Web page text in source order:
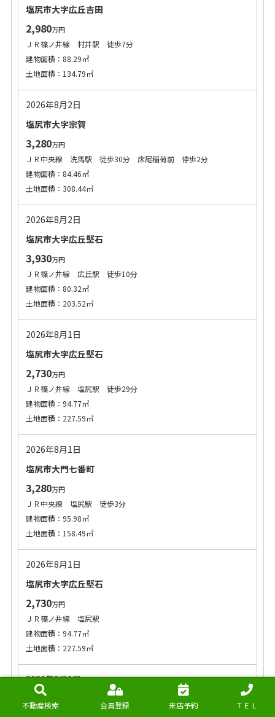
不動産検索 会員登録 来店予約 ＴＥＬ
塩尻市大字広丘吉田
2,980万円
ＪＲ篠ノ井線 村井駅 徒歩7分
建物面積：88.29㎡
土地面積：134.79㎡
2026年8月2日
塩尻市大字宗賀
3,280万円
ＪＲ中央線 洗馬駅 徒歩30分 床尾稲荷前 停歩2分
建物面積：84.46㎡
土地面積：308.44㎡
2026年8月2日
塩尻市大字広丘堅石
3,930万円
ＪＲ篠ノ井線 広丘駅 徒歩10分
建物面積：80.32㎡
土地面積：203.52㎡
2026年8月1日
塩尻市大字広丘堅石
2,730万円
ＪＲ篠ノ井線 塩尻駅 徒歩29分
建物面積：94.77㎡
土地面積：227.59㎡
2026年8月1日
塩尻市大門七番町
3,280万円
ＪＲ中央線 塩尻駅 徒歩3分
建物面積：95.98㎡
土地面積：158.49㎡
2026年8月1日
塩尻市大字広丘堅石
2,730万円
ＪＲ篠ノ井線 塩尻駅
建物面積：94.77㎡
土地面積：227.59㎡
2026年8月1日
塩尻市大門七番町